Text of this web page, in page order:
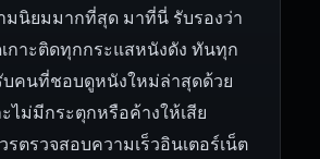
มนิยมมากที่สุด มาที่นี่ รับรองว่า
กาะติดทุกกระแสหนังดัง ทันทุก
บคนที่ชอบดูหนังใหม่ล่าสุดด้วย
ม่มีกระตุกหรือค้างให้เสีย
ตรวจสอบความเร็วอินเตอร์เน็ต